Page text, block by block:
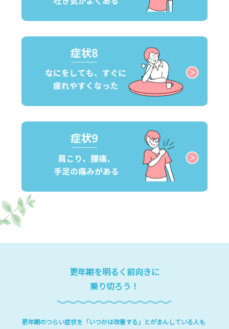
更年期を明るく前向きに
乗り切ろう！
更年期のつらい症状を「いつかは改善する」とがまんしている人も